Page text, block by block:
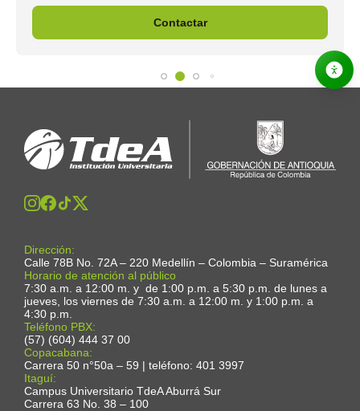
Contactar
Dirección:
Calle 78B No. 72A – 220 Medellín – Colombia – Suramérica
Horario de atención al público
7:30 a.m. a 12:00 m. y de 1:00 p.m. a 5:30 p.m. de lunes a
jueves, los viernes de 7:30 a.m. a 12:00 m. y 1:00 p.m. a
4:30 p.m.
Teléfono PBX:
(57) (604) 444 37 00
Copacabana:
Carrera 50 n°50a – 59 | teléfono: 401 3997
Itaguí:
Campus Universitario TdeA Aburrá Sur
Carrera 63 No. 38 – 100